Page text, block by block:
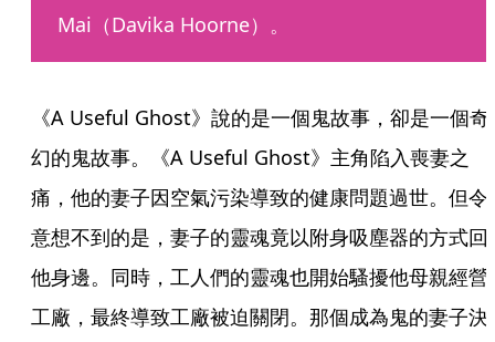
Mai（Davika Hoorne）。
《A Useful Ghost》說的是一個鬼故事，卻是一個奇
幻的鬼故事。《A Useful Ghost》主角陷入喪妻之
痛，他的妻子因空氣污染導致的健康問題過世。但令
意想不到的是，妻子的靈魂竟以附身吸塵器的方式回
他身邊。同時，工人們的靈魂也開始騷擾他母親經營
工廠，最終導致工廠被迫關閉。那個成為鬼的妻子決